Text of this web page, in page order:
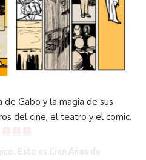
Gabo y la magia de sus
del cine, el teatro y el comic.